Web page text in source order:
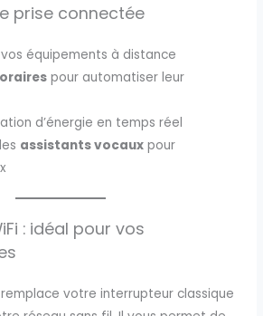
prise connectée
équipements à distance
pour automatiser leur
d’énergie en temps réel
assistants vocaux pour
: idéal pour vos
remplace votre interrupteur classique